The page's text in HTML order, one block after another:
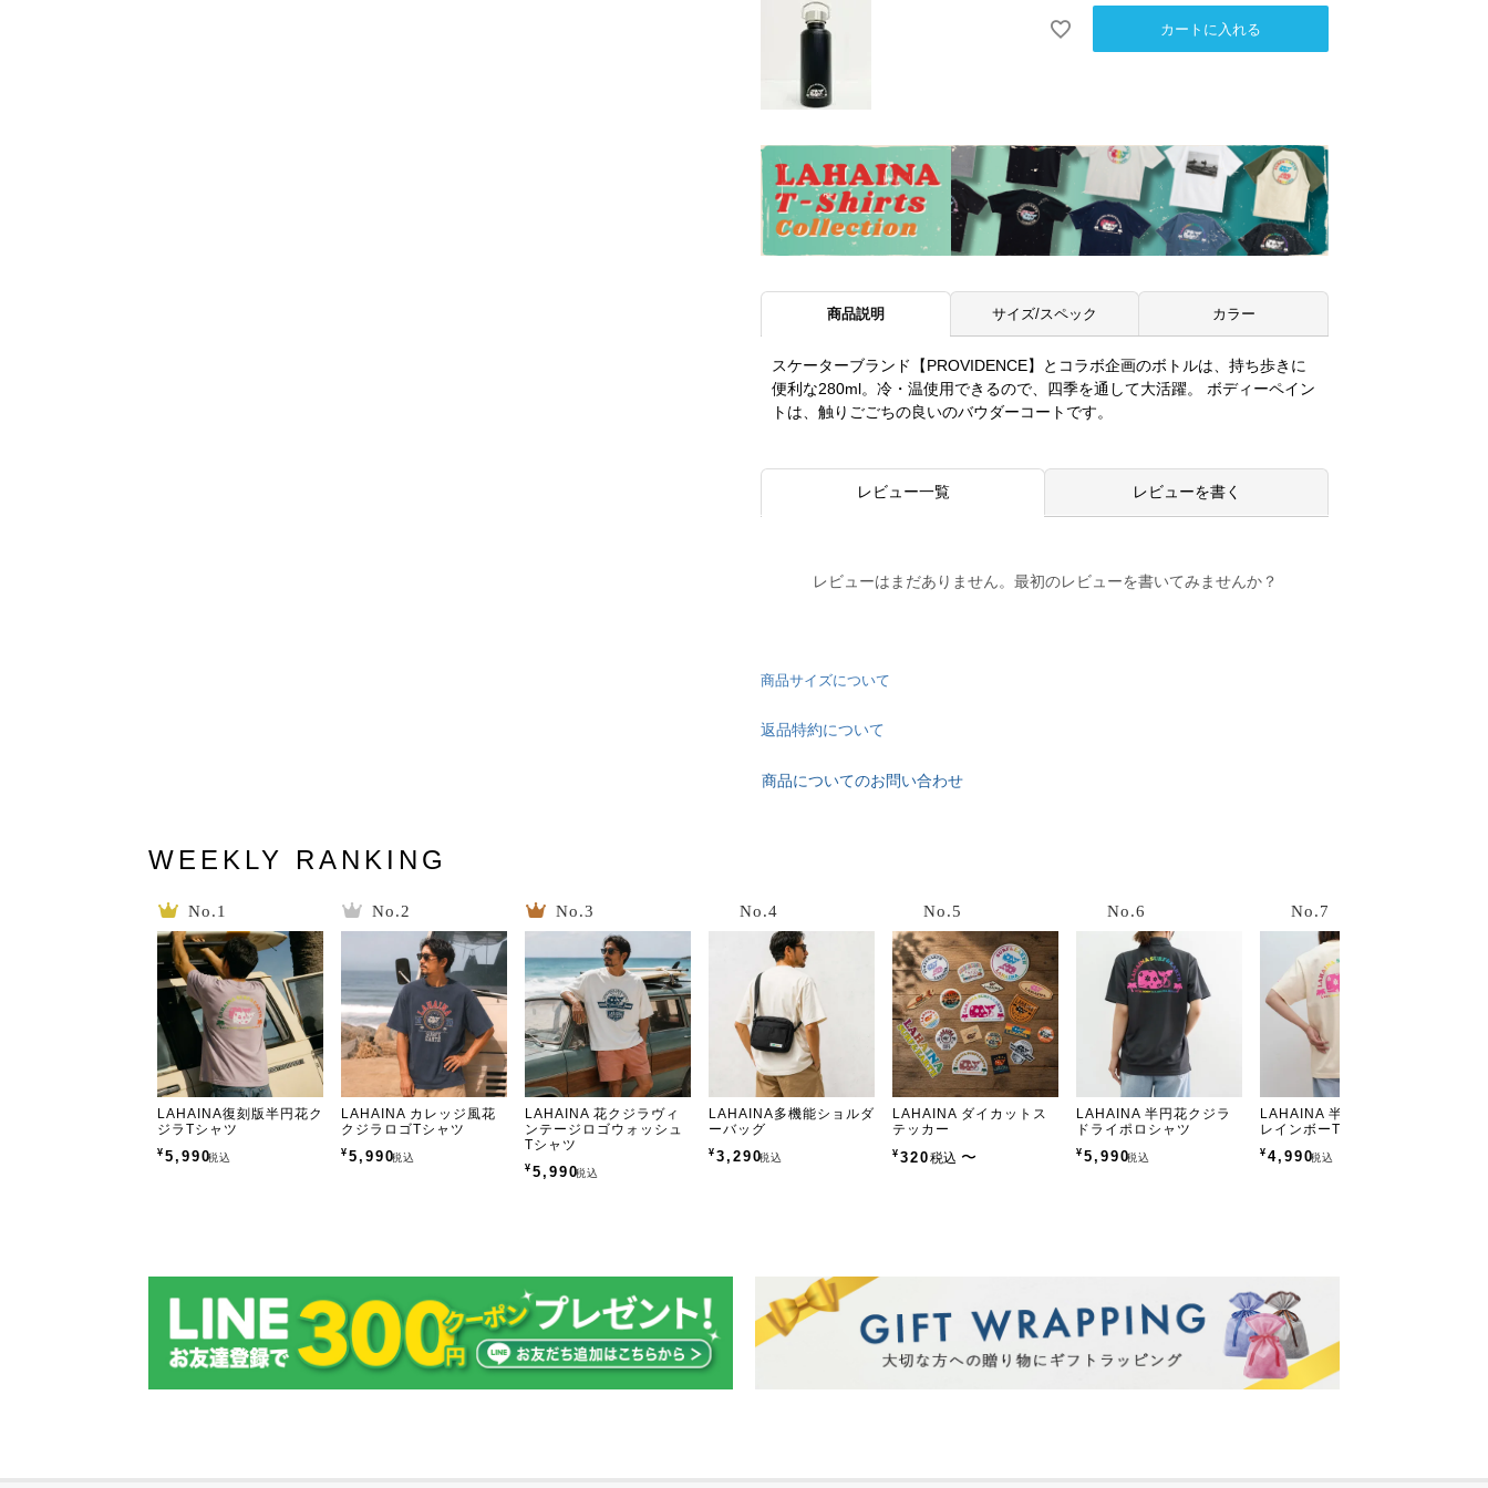
カートに入れる
商品説明 サイズ/スペック カラー
スケーターブランド【PROVIDENCE】とコラボ企画のボトルは、持ち歩きに
便利な280ml。冷・温使用できるので、四季を通して大活躍。 ボディーペイン
トは、触りごごちの良いのバウダーコートです。
レビュー一覧 レビューを書く
レビューはまだありません。最初のレビューを書いてみませんか？
商品サイズについて
返品特約について
商品についてのお問い合わせ
WEEKLY RANKING
LAHAINA復刻版半円花ク
ジラTシャツ
¥5,990税込
LAHAINA カレッジ風花
クジラロゴTシャツ
¥5,990税込
LAHAINA 花クジラヴィ
ンテージロゴウォッシュ
Tシャツ
¥5,990税込
LAHAINA多機能ショルダ
ーバッグ
¥3,290税込
LAHAINA ダイカットス
テッカー
¥320税込 〜
LAHAINA 半円花クジラ
ドライポロシャツ
¥5,990税込
LAHAINA 半円花クジラ
レインボーTシャツ
¥ 4,990税込